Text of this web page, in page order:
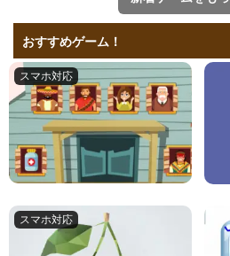
おすすめゲーム！